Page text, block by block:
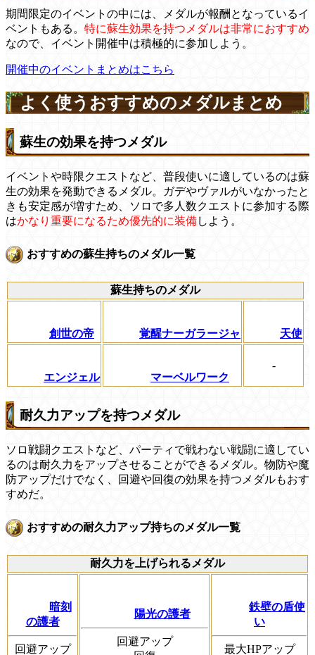
期間限定のイベントの中には、メダルが報酬となっているイ
ベントもある。 特に蘇生効果を持つメダルは非常におすすめ
なので、イベント開催中は積極的に参加しよう。
開催中のイベントまとめはこちら
よく使うおすすめのメダルまとめ
蘇生の効果を持つメダル
イベントや時限クエストなど、普段使いに適しているのは蘇
生の効果を発動できるメダル。ガデやヴァルがいなかったと
きも安定感が増すため、ソロで多人数クエストに参加する際
はかなり重要になるため優先的に装備しよう。
おすすめの蘇生持ちのメダル一覧
蘇生持ちのメダル
創世の帝 覚醒ナーガラージャ 天使
エンジェル マーベルワーク
-
耐久力アップを持つメダル
ソロ戦闘クエストなど、パーティで戦わない戦闘に適してい
るのは耐久力をアップさせることができるメダル。物防や魔
防アップだけでなく、回避や回復の効果を持つメダルもおす
すめだ。
おすすめの耐久力アップ持ちのメダル一覧
耐久力を上げられるメダル
暗刻
の護者
回避アップ
陽光の護者
回避アップ
鉄壁の盾使
い
最大HPアップ